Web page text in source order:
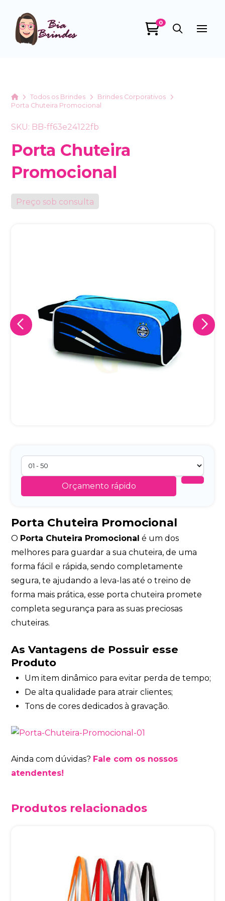
0
HomeTodos os Brindes
Brindes Corporativos
Porta Chuteira Promocional
SKU: BB-ff63e24122fb
Porta Chuteira
Promocional
Preço sob consulta
Orçamento rápido
Porta Chuteira Promocional
O Porta Chuteira Promocional é um dos
melhores para guardar a sua chuteira, de uma
forma fácil e rápida, sendo completamente
segura, te ajudando a leva-las até o treino de
forma mais prática, esse porta chuteira promete
completa segurança para as suas preciosas
chuteiras.
As Vantagens de Possuir esse
Produto
Um item dinâmico para evitar perda de tempo;
De alta qualidade para atrair clientes;
Tons de cores dedicados à gravação.
Ainda com dúvidas? Fale com os nossos
atendentes!
Produtos relacionados
qualquer momento.
Iniciar conversa